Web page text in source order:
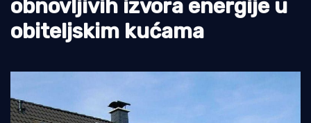
Tradicija i kultura
obnovljivih izvora energije u
obiteljskim kućama